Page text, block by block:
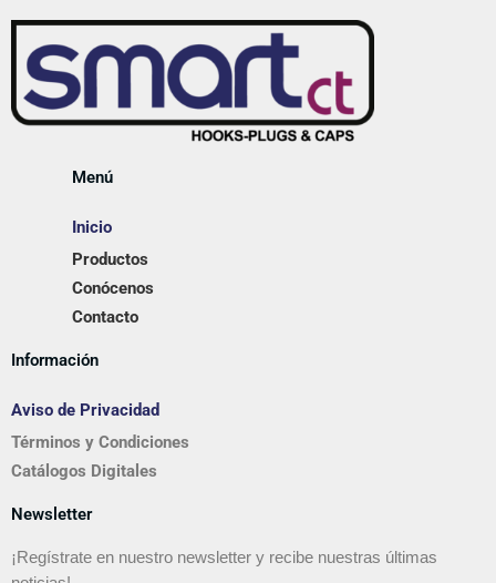
Menú
Inicio
Productos
Conócenos
Contacto
Información
Aviso de Privacidad
Términos y Condiciones
Catálogos Digitales
Newsletter
¡Regístrate en nuestro newsletter y recibe nuestras últimas